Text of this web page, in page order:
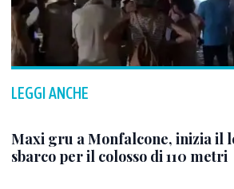
LEGGI ANCHE
Maxi gru a Monfalcone, inizia il
sbarco per il colosso di 110 metri